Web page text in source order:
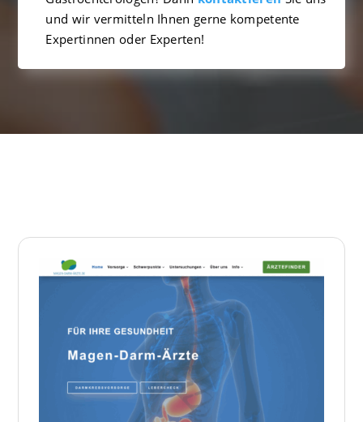
und wir vermitteln Ihnen gerne kompetente
Expertinnen oder Experten!